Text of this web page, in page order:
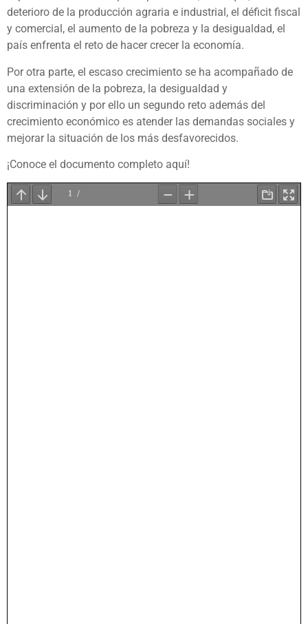
deterioro de la producción agraria e industrial, el déficit fiscal
y comercial, el aumento de la pobreza y la desigualdad, el
país enfrenta el reto de hacer crecer la economía.
Por otra parte, el escaso crecimiento se ha acompañado de
una extensión de la pobreza, la desigualdad y
discriminación y por ello un segundo reto además del
crecimiento económico es atender las demandas sociales y
mejorar la situación de los más desfavorecidos.
¡Conoce el documento completo aquí!